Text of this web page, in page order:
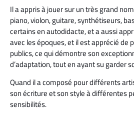
Il a appris à jouer sur un très grand
piano, violon, guitare, synthétiseurs,
certains en autodidacte, et a aussi
avec les époques, et il est apprécié de
publics, ce qui démontre son
d’adaptation, tout en ayant su garder
Quand il a composé pour différents
son écriture et son style à différentes
sensibilités.